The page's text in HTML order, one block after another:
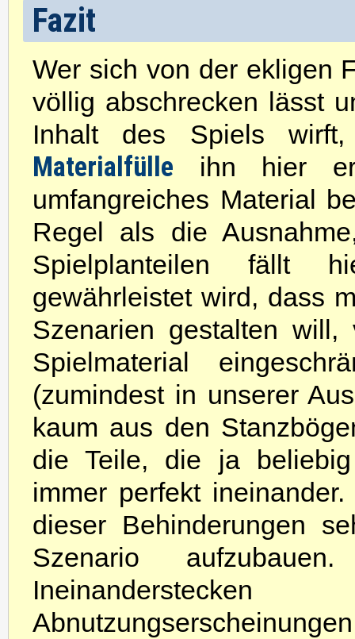
Fazit
Wer sich von der ekligen
völlig abschrecken lässt
Inhalt des Spiels
Materialfülle ihn hier
umfangreiches Material
Regel als die
Spielplanteilen fällt
gewährleistet wird, dass
Szenarien gestalten will,
Spielmaterial
(zumindest in unserer
kaum aus den
die Teile, die ja
immer perfekt
dieser Behinderungen
Szenario